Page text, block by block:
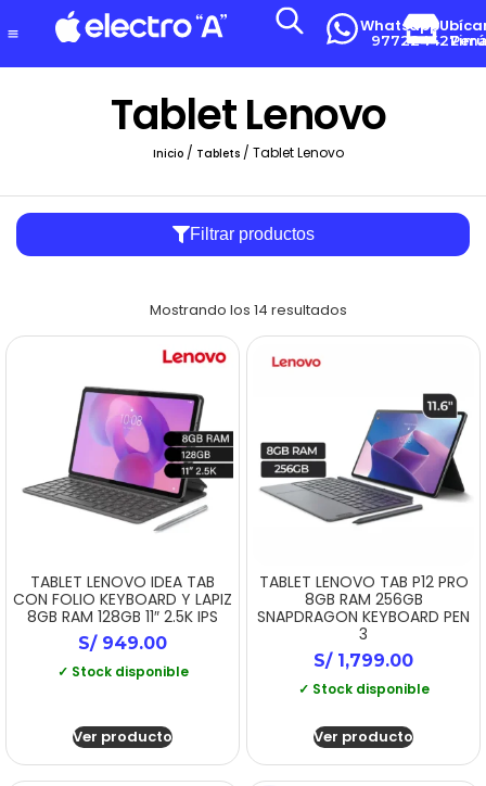
Whatsapp
977224427Lima-Perú
Tablet Lenovo
Inicio / Tablets / Tablet Lenovo
Filtrar productos
Mostrando los 14 resultados
TABLET LENOVO IDEA TAB
CON FOLIO KEYBOARD Y LAPIZ
8GB RAM 128GB 11″ 2.5K IPS
S/949.00
✓ Stock disponible
Ver producto
TABLET LENOVO TAB P12 PRO
8GB RAM 256GB
SNAPDRAGON KEYBOARD PEN
3
S/1,799.00
✓ Stock disponible
Ver producto